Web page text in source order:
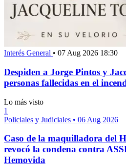
Interés General • 07 Aug 2026 18:30
Despiden a Jorge Pintos y
personas fallecidas en el
Lo más visto
1
Policiales y Judiciales • 06 Aug 2026
Caso de la maquilladora del
revocó la condena contra
Hemovida